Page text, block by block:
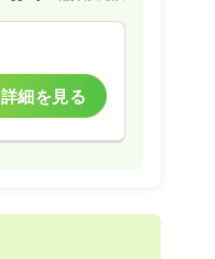
詳細を見る